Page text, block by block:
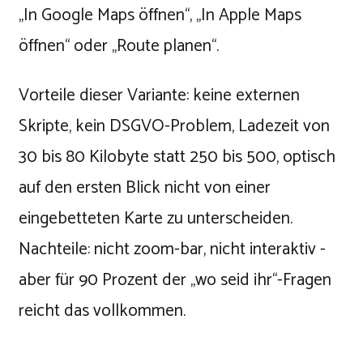
„In Google Maps öffnen“, „In Apple Maps
öffnen“ oder „Route planen“.
Vorteile dieser Variante: keine externen
Skripte, kein DSGVO-Problem, Ladezeit von
30 bis 80 Kilobyte statt 250 bis 500, optisch
auf den ersten Blick nicht von einer
eingebetteten Karte zu unterscheiden.
Nachteile: nicht zoom-bar, nicht interaktiv -
aber für 90 Prozent der „wo seid ihr“-Fragen
reicht das vollkommen.